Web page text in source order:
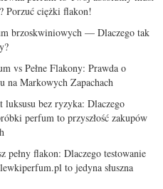
Porzuć ciężki flakon!
brzoskwiniowych — Dlaczego tak
vs Pełne Flakony: Prawda o
na Markowych Zapachach
luksusu bez ryzyka: Dlaczego
perfum to przyszłość zakupów
pełny flakon: Dlaczego testowanie
to jedyna słuszna